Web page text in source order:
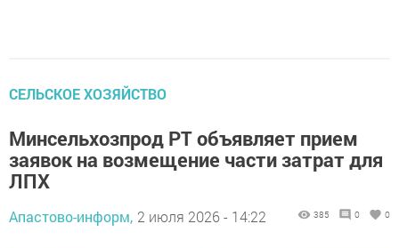
СЕЛЬСКОЕ ХОЗЯЙСТВО
Минсельхозпрод РТ объявляет прием
заявок на возмещение части затрат для
ЛПХ
Апастово-информ, 2 июля 2026 - 14:22 385 0 0